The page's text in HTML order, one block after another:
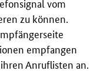
vom
zu können.
empfangen
Anruflisten an.